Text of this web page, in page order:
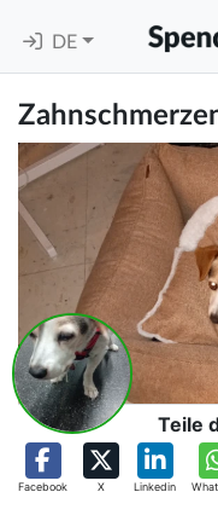
DE
Teile
Facebook X Linkedin